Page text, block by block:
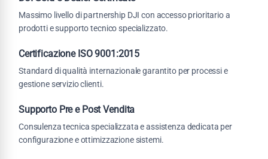
Massimo livello di partnership DJI con accesso prioritario a
prodotti e supporto tecnico specializzato.
Certificazione ISO 9001:2015
Standard di qualità internazionale garantito per processi e
gestione servizio clienti.
Supporto Pre e Post Vendita
Consulenza tecnica specializzata e assistenza dedicata per
configurazione e ottimizzazione sistemi.